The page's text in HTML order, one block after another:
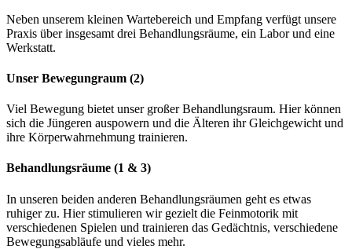
Neben unserem kleinen Wartebereich und Empfang verfügt unsere
Praxis über insgesamt drei Behandlungsräume, ein Labor und eine
Werkstatt.
Unser Bewegungraum (2)
Viel Bewegung bietet unser großer Behandlungsraum. Hier können
sich die Jüngeren auspowern und die Älteren ihr Gleichgewicht und
ihre Körperwahrnehmung trainieren.
Behandlungsräume (1 & 3)
In unseren beiden anderen Behandlungsräumen geht es etwas
ruhiger zu. Hier stimulieren wir gezielt die Feinmotorik mit
verschiedenen Spielen und trainieren das Gedächtnis, verschiedene
Bewegungsabläufe und vieles mehr.